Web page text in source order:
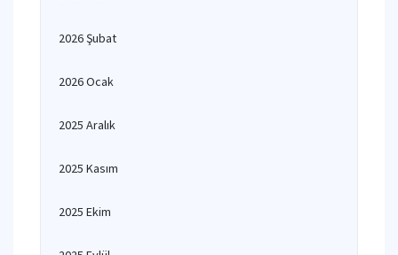
2026 Şubat
2026 Ocak
2025 Aralık
2025 Kasım
2025 Ekim